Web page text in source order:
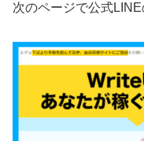
次のページで公式LINE